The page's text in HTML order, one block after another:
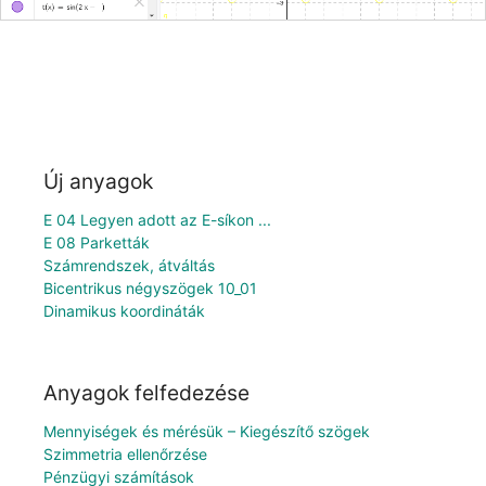
Új anyagok
E 04 Legyen adott az E-síkon ...
E 08 Parketták
Számrendszek, átváltás
Bicentrikus négyszögek 10_01
Dinamikus koordináták
Anyagok felfedezése
Mennyiségek és mérésük – Kiegészítő szögek
Szimmetria ellenőrzése
Pénzügyi számítások